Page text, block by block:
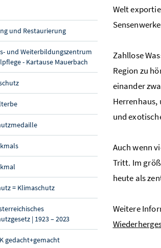
und Restaurierung
und Weiterbildungszentrum
- Kartause Mauerbach
= Klimaschutz
| 1923 – 2023
gedacht+gemacht
Welt
Zahllose
Region zu
einander
Herrenhaus,
und
Auch wenn
Tritt. Im
heute als
Weitere